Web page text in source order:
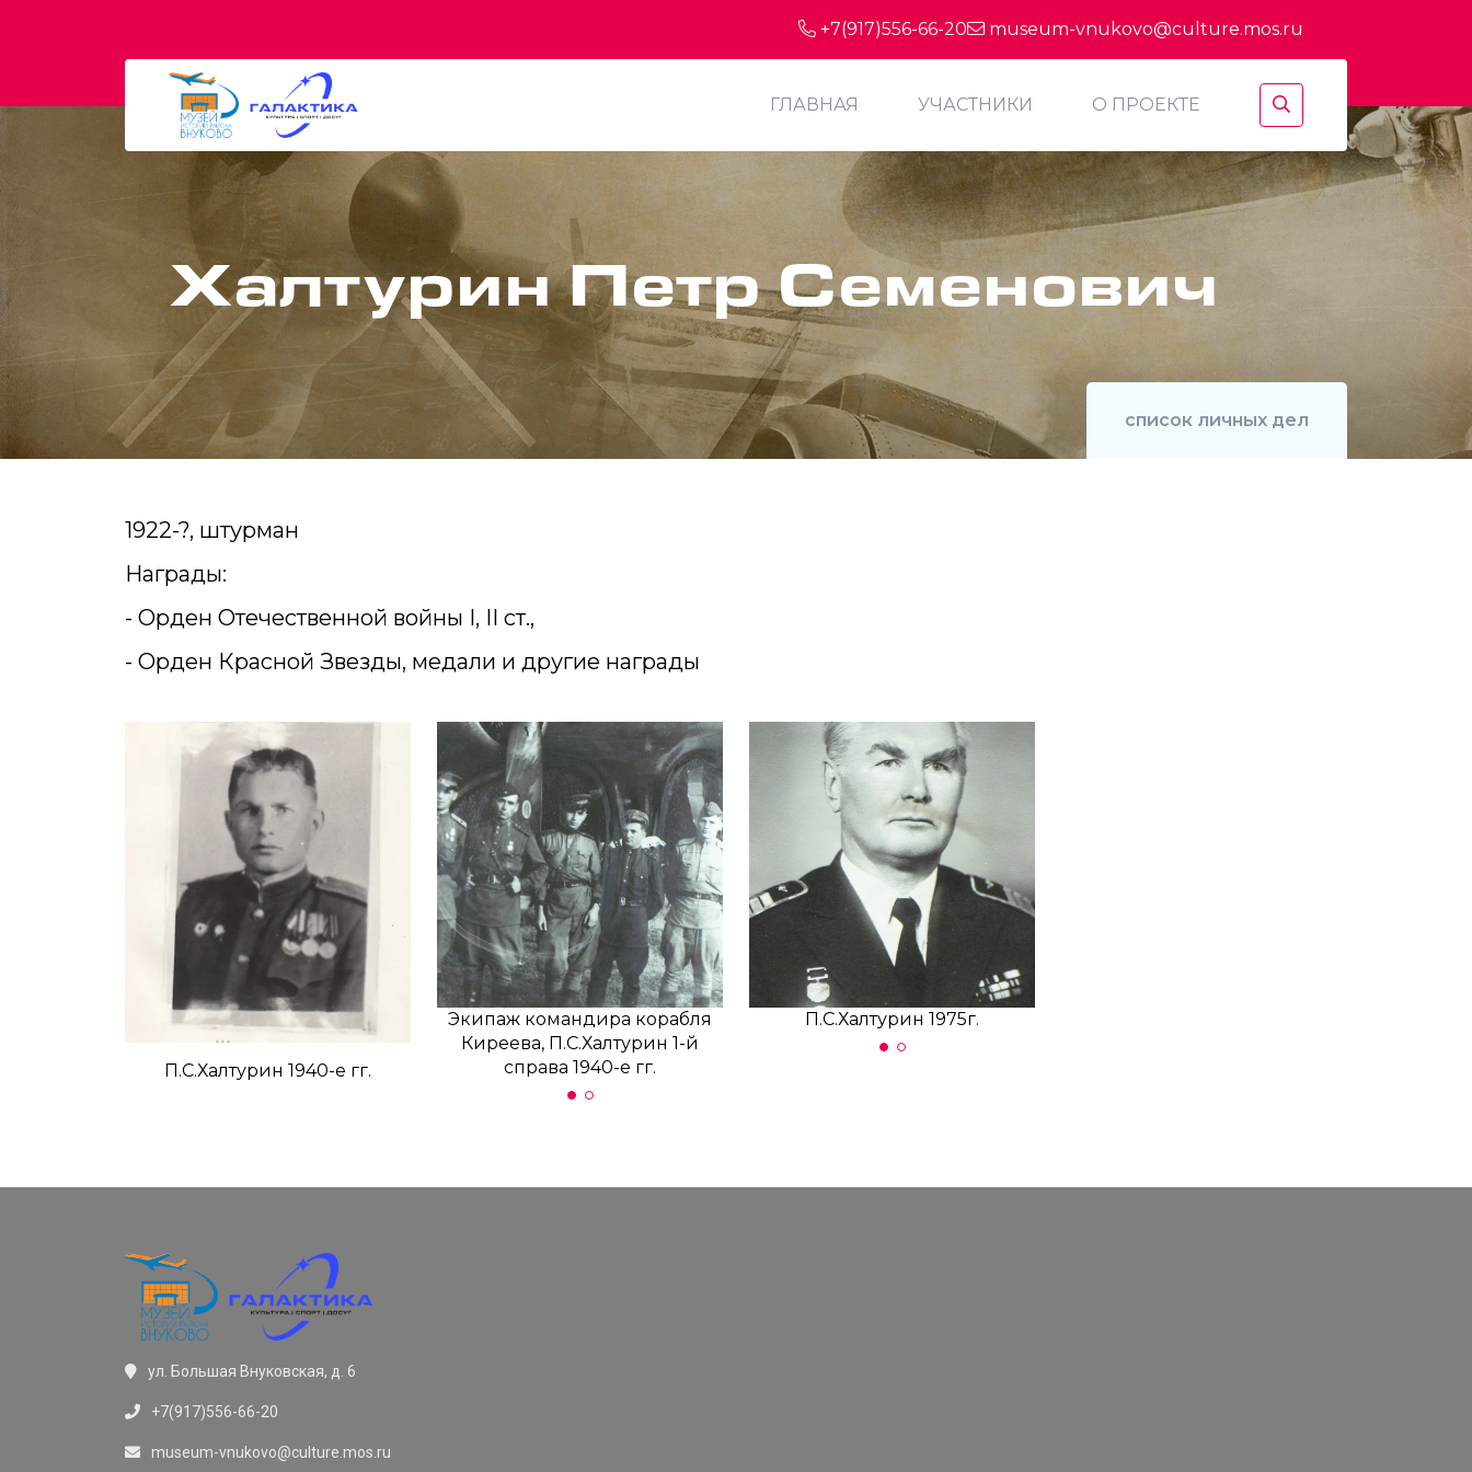
+7(917)556-66-20 museum-vnukovo@culture.mos.ru
ГЛАВНАЯ УЧАСТНИКИ О ПРОЕКТЕ
Халтурин Петр Семенович
список личных дел
1922-?, штурман
Награды:
- Орден Отечественной войны I, II ст.,
- Орден Красной Звезды, медали и другие награды
П.С.Халтурин 1940-е гг.
Экипаж командира корабля
Киреева, П.С.Халтурин 1-й
справа 1940-е гг.
Экипаж командира корабля
Киреева, П.С.Халтурин 1-й
П.С.Халтурин 1975г.
ул. Большая Внуковская, д. 6
+7(917)556-66-20
museum-vnukovo@culture.mos.ru